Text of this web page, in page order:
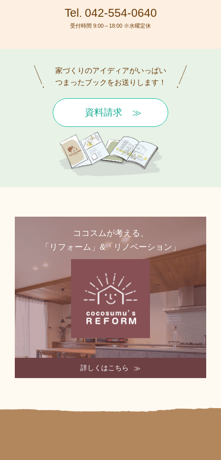
Tel. 042-554-0640
受付時間 9:00～18:00 ※水曜定休
家づくりのアイディアがいっぱい
つまったブックをお送りします！
資料請求
ココスムが考える、
「リフォーム」&「リノベーション」
詳しくはこちら